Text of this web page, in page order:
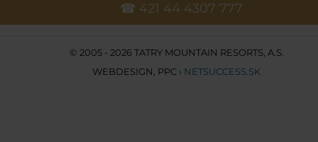
☎ 421 44 4307 777
© 2005 - 2026 TATRY MOUNTAIN RESORTS, A.S.
WEBDESIGN PPC › NETSUCCESS.SK